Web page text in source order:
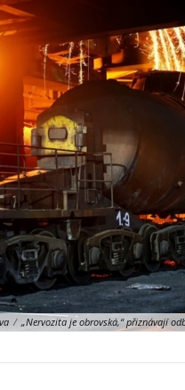
/ „Nervozita je obrovská,“ přiznávají